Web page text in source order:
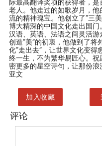
际最高翻译奖项的获得者，
老人。他走过的如歌岁月，
流的精神瑰宝。他创立了“三
博大精深的中国文化走出国
汉语、英语、法语之间灵活
创造“美”的初衷，他做到了将
化“走出去”，让世界文化变得
终一生，不为繁华易匠心。
密更多的星空诗句，让那份
亚文
加入收藏
评论